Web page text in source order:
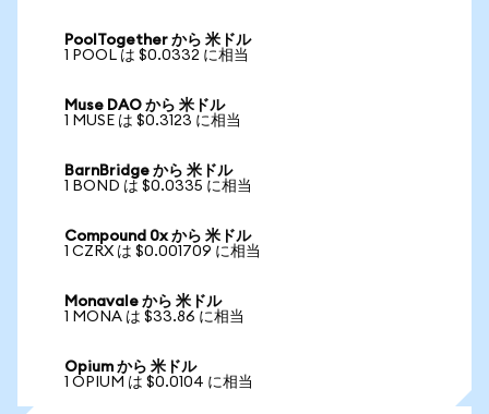
PoolTogether から 米ドル
1 POOL は $0.0332 に相当
Muse DAO から 米ドル
1 MUSE は $0.3123 に相当
BarnBridge から 米ドル
1 BOND は $0.0335 に相当
Compound 0x から 米ドル
1 CZRX は $0.001709 に相当
Monavale から 米ドル
1 MONA は $33.86 に相当
Opium から 米ドル
1 OPIUM は $0.0104 に相当